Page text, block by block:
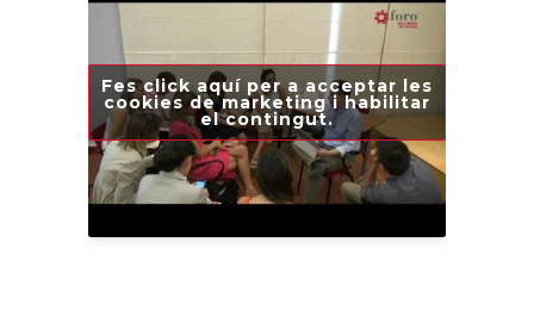
Fes click aquí per a acceptar les
cookies de marketing i habilitar
el contingut.